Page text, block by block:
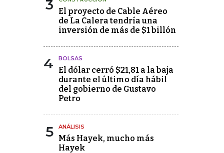
3
El proyecto de Cable Aéreo
de La Calera tendría una
inversión de más de $1 billón
4 BOLSAS
El dólar cerró $21,81 a la baja
durante el último día hábil
del gobierno de Gustavo
Petro
5 ANÁLISIS
Más Hayek, mucho más
Hayek